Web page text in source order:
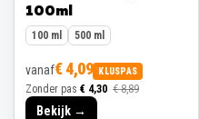
100ml
100 ml 500 ml
vanaf€ 4,09 KLUSPAS
Zonder pas € 4,30 € 8,89
Bekijk →